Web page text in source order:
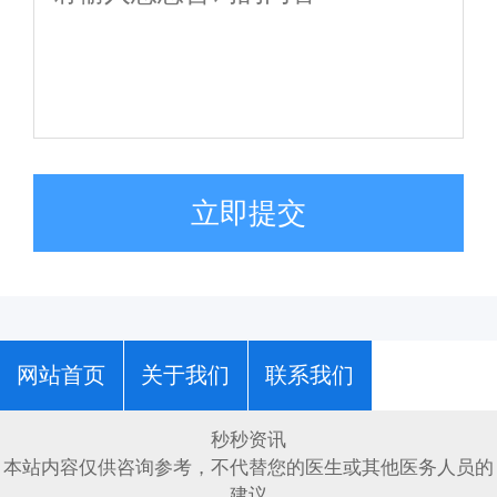
立即提交
网站首页 关于我们 联系我们
秒秒资讯
本站内容仅供咨询参考，不代替您的医生或其他医务人员的